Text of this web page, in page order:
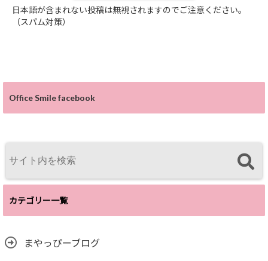
日本語が含まれない投稿は無視されますのでご注意ください。
（スパム対策）
Office Smile facebook
カテゴリー一覧
まやっぴーブログ